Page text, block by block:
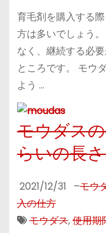
育毛剤を購入する
方は多いでしょう
なく、継続する必
ところです。 モウ
よう …
モウダス
らいの長
2021/12/31 –モウ
入の仕方
モウダス,使用期